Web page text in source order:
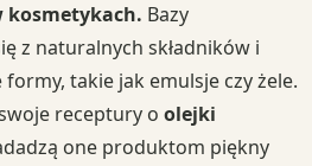
Bazy
z naturalnych składników i
takie jak emulsje czy żele.
receptury o olejki
one produktom piękny